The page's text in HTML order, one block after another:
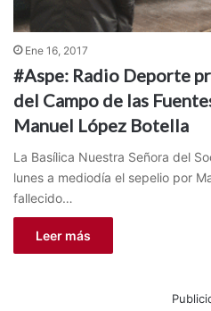
Ene 16, 2017
#Aspe: Radio Deporte
del Campo de las
Manuel López Botella
La Basílica Nuestra Señora del
lunes a mediodía el sepelio por
fallecido…
Leer más